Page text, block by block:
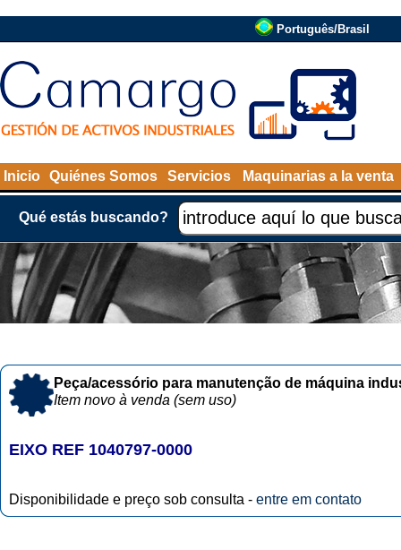
Português/Brasil
Inicio Quiénes Somos Servicios Maquinarias a la venta
Qué estás buscando?
Peça/acessório para manutenção de máquina
Item novo à venda (sem uso)
EIXO REF 1040797-0000
Disponibilidade e preço sob consulta - entre em contato